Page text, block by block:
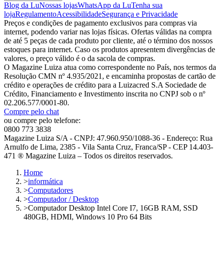
Blog da LuNossas lojasWhatsApp da LuTenha sua
lojaRegulamentoAcessibilidadeSegurança e Privacidade
Preços e condições de pagamento exclusivos para compras via
internet, podendo variar nas lojas físicas. Ofertas válidas na compra
de até 5 peças de cada produto por cliente, até o término dos nossos
estoques para internet. Caso os produtos apresentem divergências de
valores, o preço válido é o da sacola de compras.
O Magazine Luiza atua como correspondente no País, nos termos da
Resolução CMN nº 4.935/2021, e encaminha propostas de cartão de
crédito e operações de crédito para a Luizacred S.A Sociedade de
Crédito, Financiamento e Investimento inscrita no CNPJ sob o nº
02.206.577/0001-80.
Compre pelo chat
ou compre pelo telefone:
0800 773 3838
Magazine Luiza S/A - CNPJ: 47.960.950/1088-36 - Endereço: Rua
Arnulfo de Lima, 2385 - Vila Santa Cruz, Franca/SP - CEP 14.403-
471 ® Magazine Luiza – Todos os direitos reservados.
Home
>informática
>Computadores
>Computador / Desktop
>Computador Desktop Intel Core I7, 16GB RAM, SSD
480GB, HDMI, Windows 10 Pro 64 Bits